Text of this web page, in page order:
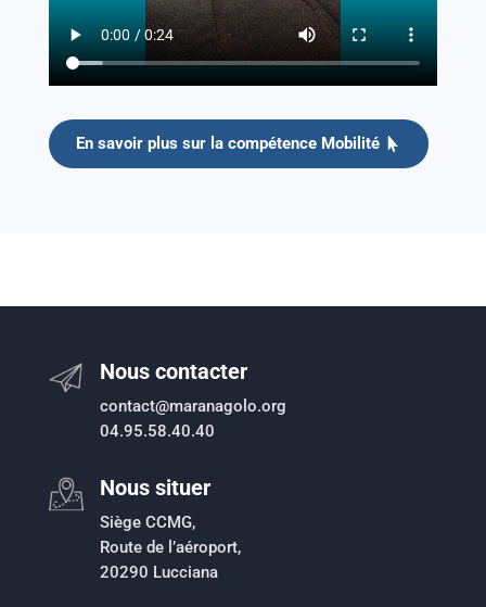
En savoir plus sur la compétence Mobilité
Nous contacter
contact@maranagolo.org
04.95.58.40.40
Nous situer
Siège CCMG,
Route de l’aéroport,
20290 Lucciana